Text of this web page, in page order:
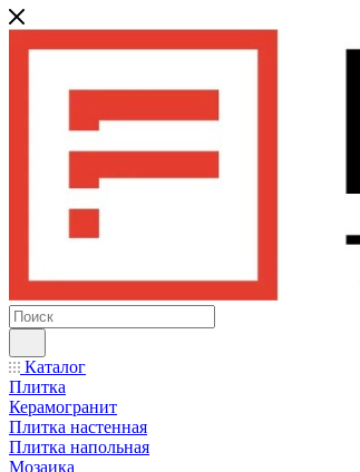
Каталог
Плитка
Керамогранит
Плитка настенная
Плитка напольная
Мозаика